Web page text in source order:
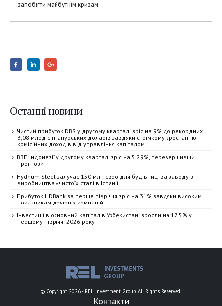
запобігти майбутнім кризам.
Останні новини
Чистий прибуток DBS у другому кварталі зріс на 9% до рекордних
3,08 млрд сінгапурських доларів завдяки стрімкому зростанню
комісійних доходів від управління капіталом
ВВП Індонезії у другому кварталі зріс на 5,29%, перевершивши
прогнози
Hydnum Steel залучає 150 млн євро для будівництва заводу з
виробництва «чистої» сталі в Іспанії
Прибуток HDBank за перше півріччя зріс на 31% завдяки високим
показникам дочірніх компаній
Інвестиції в основний капітал в Узбекистані зросли на 17,5% у
першому півріччі 2026 року
© Copyright 2026 - REL Investment Group. All Rights Reserved.
Контакти